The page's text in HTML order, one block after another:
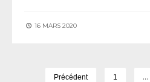
16 MARS 2020
Précédent 1 …